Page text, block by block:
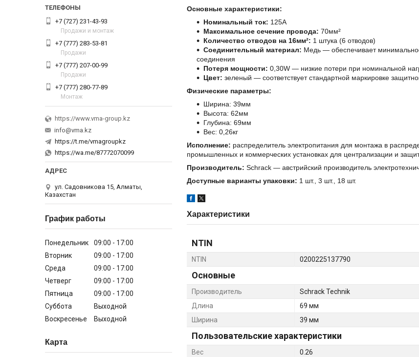
Основные характеристики:
Номинальный ток: 125А
Максимальное сечение провода: 70мм²
Количество отводов на 16мм²: 1 штука (6 отводов)
Соединительный материал: Медь — обеспечивает
соединения
Потеря мощности: 0,30W — низкие потери при номинальной
Цвет: зеленый — соответствует стандартной маркировке
Физические параметры:
Ширина: 39мм
Высота: 62мм
Глубина: 69мм
Вес: 0,26кг
Исполнение: распределитель электропитания для монтажа в
промышленных и коммерческих установках для централизации и
Производитель: Schrack — австрийский производитель
Доступные варианты упаковки: 1 шт., 3 шт., 18 шт.
Характеристики
NTIN
NTIN 0200225137790
Основные
Производитель
Schrack Technik
Длина
69 мм
Ширина
39 мм
Пользовательские характеристики
Вес 0.26
+7 (727) 231-43-93
Продажи и монтаж
+7 (777) 283-53-81
Продажи
+7 (777) 207-00-99
Продажи
+7 (777) 280-77-89
Монтаж
https://www.vma-group.kz
info@vma.kz
https://t.me/vmagroupkz
https://wa.me/87772070099
ул. Садовникова 15, Алматы,
Казахстан
График работы
Понедельник 09:00
17:00
Вторник
09:00
17:00
Среда
09:00
17:00
Четверг
09:00
17:00
Пятница
09:00
17:00
Суббота
Выходной
Воскресенье
Выходной
Карта